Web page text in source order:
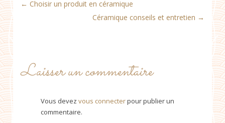
← Choisir un produit en céramique
Céramique conseils et entretien →
Laisser un commentaire
Vous devez vous connecterpour publier un
commentaire.